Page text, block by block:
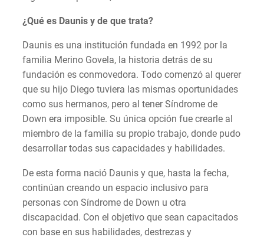
¿Qué es Daunis y de que trata?
Daunis es una institución fundada en 1992 por la
familia Merino Govela, la historia detrás de su
fundación es conmovedora. Todo comenzó al querer
que su hijo Diego tuviera las mismas oportunidades
como sus hermanos, pero al tener Síndrome de
Down era imposible. Su única opción fue crearle al
miembro de la familia su propio trabajo, donde pudo
desarrollar todas sus capacidades y habilidades.
De esta forma nació Daunis y que, hasta la fecha,
continúan creando un espacio inclusivo para
personas con Síndrome de Down u otra
discapacidad. Con el objetivo que sean capacitados
con base en sus habilidades, destrezas y